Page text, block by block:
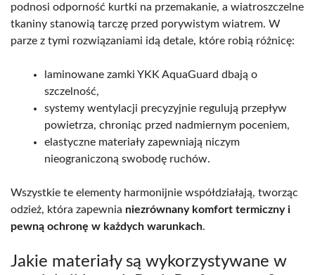
podnosi odporność kurtki na przemakanie, a wiatroszczelne
tkaniny stanowią tarczę przed porywistym wiatrem. W
parze z tymi rozwiązaniami idą detale, które robią różnicę:
laminowane zamki YKK AquaGuard dbają o
szczelność,
systemy wentylacji precyzyjnie regulują przepływ
powietrza, chroniąc przed nadmiernym poceniem,
elastyczne materiały zapewniają niczym
nieograniczoną swobodę ruchów.
Wszystkie te elementy harmonijnie współdziałają, tworząc
odzież, która zapewnia niezrównany komfort termiczny i
pewną ochronę w każdych warunkach.
Jakie materiały są wykorzystywane w